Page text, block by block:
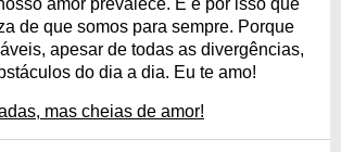
amor prevalece. E é por isso que
de que somos para sempre. Porque
apesar de todas as divergências,
do dia a dia. Eu te amo!
mas cheias de amor!